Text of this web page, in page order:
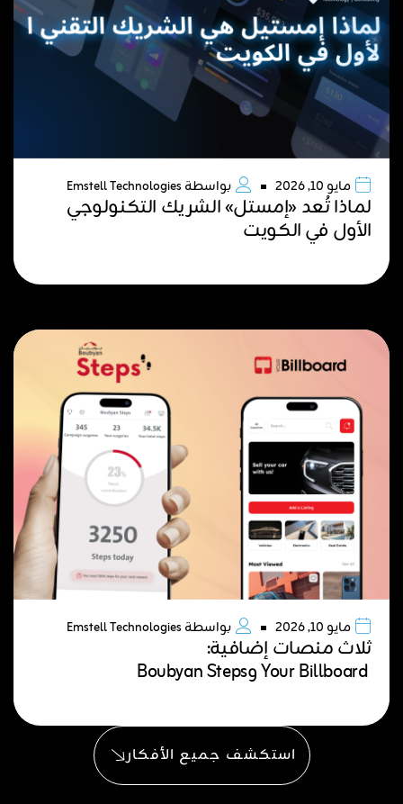
مايو 10, 2026 بواسطة
لماذا تُعد «إمستل» الشريك التكنولوجي
الأول في الكويت
مايو 10, 2026 بواسطة
ثلاث منصات إضافية:
Your Billboard وBoubyan Steps
استكشف جميع الأفكار